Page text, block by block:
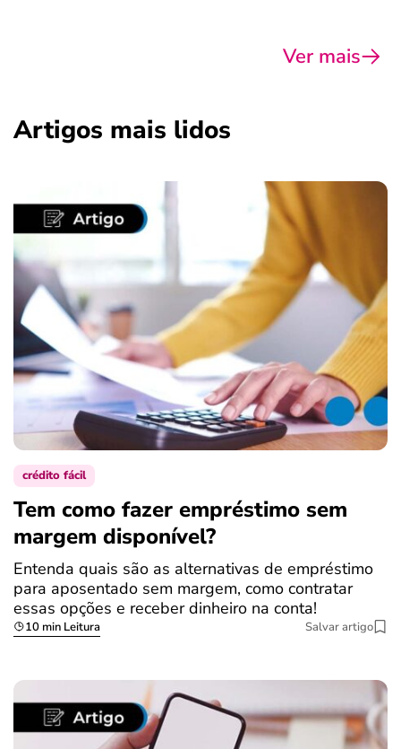
Ver mais
Artigos mais lidos
crédito fácil
Tem como fazer empréstimo sem
margem disponível?
Entenda quais são as alternativas de empréstimo
para aposentado sem margem, como contratar
essas opções e receber dinheiro na conta!
10 min Leitura Salvar artigo